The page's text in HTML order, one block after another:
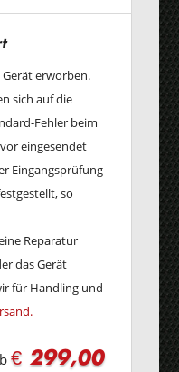
Gerät erworben.
sich auf die
Fehler beim
eingesendet
Eingangsprüfung
so
Reparatur
das Gerät
für Handling und
€ 299,00